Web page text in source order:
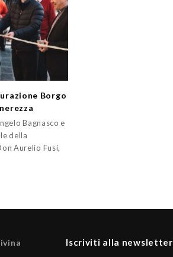
Borgo
Bagnasco e
della
Aurelio Fusi,
Iscriviti alla newsletter